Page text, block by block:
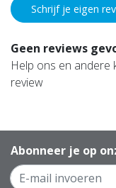
Schrijf je eigen
Geen reviews
Help ons en andere
review
Abonneer je op